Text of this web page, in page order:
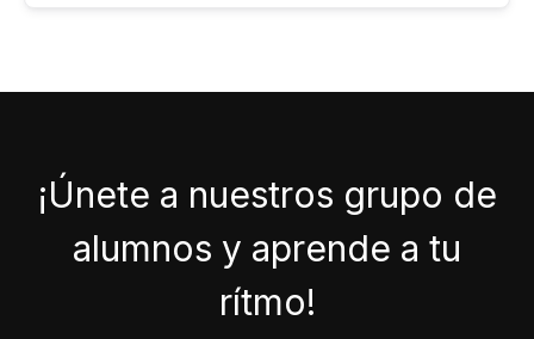
¡Únete a nuestros grupo de
alumnos y aprende a tu
rítmo!